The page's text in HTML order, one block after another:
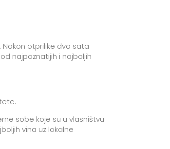
otprilike dva sata
najpoznatijih i najboljih
sobe koje su u vlasništvu
vina uz lokalne